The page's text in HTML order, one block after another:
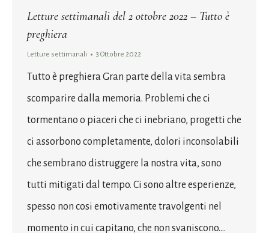
Letture settimanali del 2 ottobre 2022 – Tutto è
preghiera
Letture settimanali 3 Ottobre 2022
Tutto è preghiera Gran parte della vita sembra
scomparire dalla memoria. Problemi che ci
tormentano o piaceri che ci inebriano, progetti che
ci assorbono completamente, dolori inconsolabili
che sembrano distruggere la nostra vita, sono
tutti mitigati dal tempo. Ci sono altre esperienze,
spesso non cosi emotivamente travolgenti nel
momento in cui capitano, che non svaniscono.…